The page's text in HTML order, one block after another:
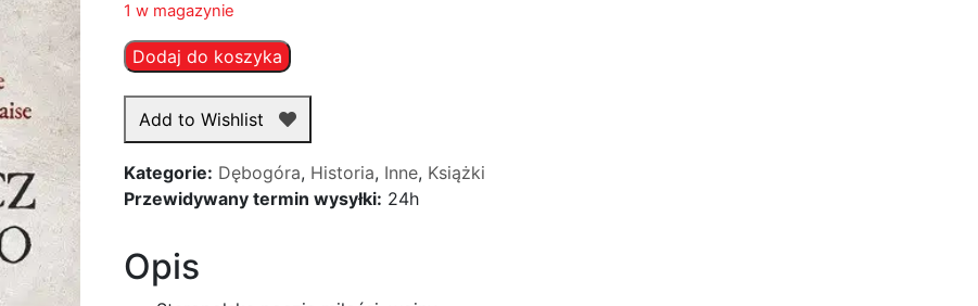
1 w magazynie
ilość
Rzeczpospolita
Sarmacka.
République
Dodaj do koszyka
Add to Wishlist
Kategorie: Dębogóra, Historia, Inne, Książki
Przewidywany termin wysyłki: 24h
Opis